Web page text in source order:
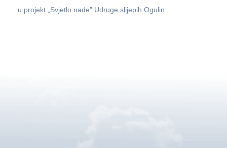
u projekt „Svjetlo nade” Udruge slijepih Ogulin